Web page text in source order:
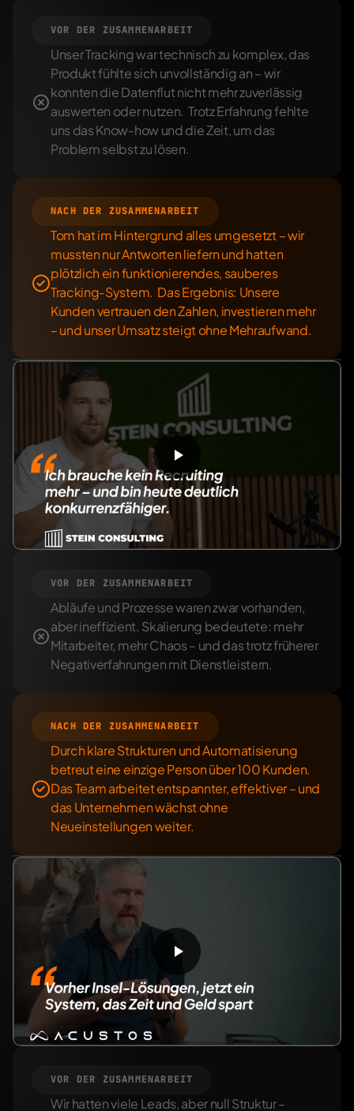
VOR DER ZUSAMMENARBEIT
Unser Tracking war technisch zu komplex, das
Produkt fühlte sich unvollständig an – wir
konnten die Datenflut nicht mehr zuverlässig
auswerten oder nutzen.  Trotz Erfahrung fehlte
uns das Know-how und die Zeit, um das
Problem selbst zu lösen.
NACH DER ZUSAMMENARBEIT
Tom hat im Hintergrund alles umgesetzt – wir
mussten nur Antworten liefern und hatten
plötzlich ein funktionierendes, sauberes
Tracking-System.  Das Ergebnis: Unsere
Kunden vertrauen den Zahlen, investieren mehr
– und unser Umsatz steigt ohne Mehraufwand.
VOR DER ZUSAMMENARBEIT
Abläufe und Prozesse waren zwar vorhanden,
aber ineffizient. Skalierung bedeutete: mehr
Mitarbeiter, mehr Chaos – und das trotz früherer
Negativerfahrungen mit Dienstleistern.
NACH DER ZUSAMMENARBEIT
Durch klare Strukturen und Automatisierung
betreut eine einzige Person über 100 Kunden.
Das Team arbeitet entspannter, effektiver – und
das Unternehmen wächst ohne
Neueinstellungen weiter.
VOR DER ZUSAMMENARBEIT
Wir hatten viele Leads, aber null Struktur –